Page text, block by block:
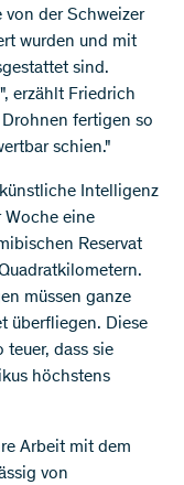
von der Schweizer
wurden und mit
sind.
erzählt Friedrich
fertigen so
schien."
Intelligenz
Woche eine
Reservat
müssen ganze
überfliegen. Diese
teuer, dass sie
höchstens
Arbeit mit dem
von